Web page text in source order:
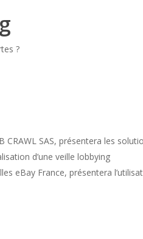
?
SAS, présentera les
d’une veille lobbying
eBay France, présentera